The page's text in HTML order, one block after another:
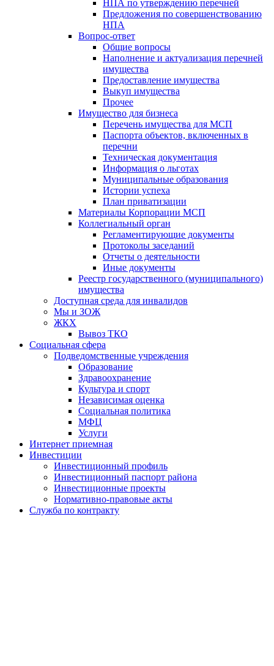
НПА по утверждению перечней
Предложения по совершенствованию
НПА
Вопрос-ответ
Общие вопросы
Наполнение и актуализация перечней
имущества
Предоставление имущества
Выкуп имущества
Прочее
Имущество для бизнеса
Перечень имущества для МСП
Паспорта объектов, включенных в
перечни
Техническая документация
Информация о льготах
Муниципальные образования
Истории успеха
План приватизации
Материалы Корпорации МСП
Коллегиальный орган
Регламентирующие документы
Протоколы заседаний
Отчеты о деятельности
Иные документы
Реестр государственного (муниципального)
имущества
Доступная среда для инвалидов
Мы и ЗОЖ
ЖКХ
Вывоз ТКО
Социальная сфера
Подведомственные учреждения
Образование
Здравоохранение
Культура и спорт
Независимая оценка
Социальная политика
МФЦ
Услуги
Интернет приемная
Инвестиции
Инвестиционный профиль
Инвестиционный паспорт района
Инвестиционные проекты
Нормативно-правовые акты
Служба по контракту